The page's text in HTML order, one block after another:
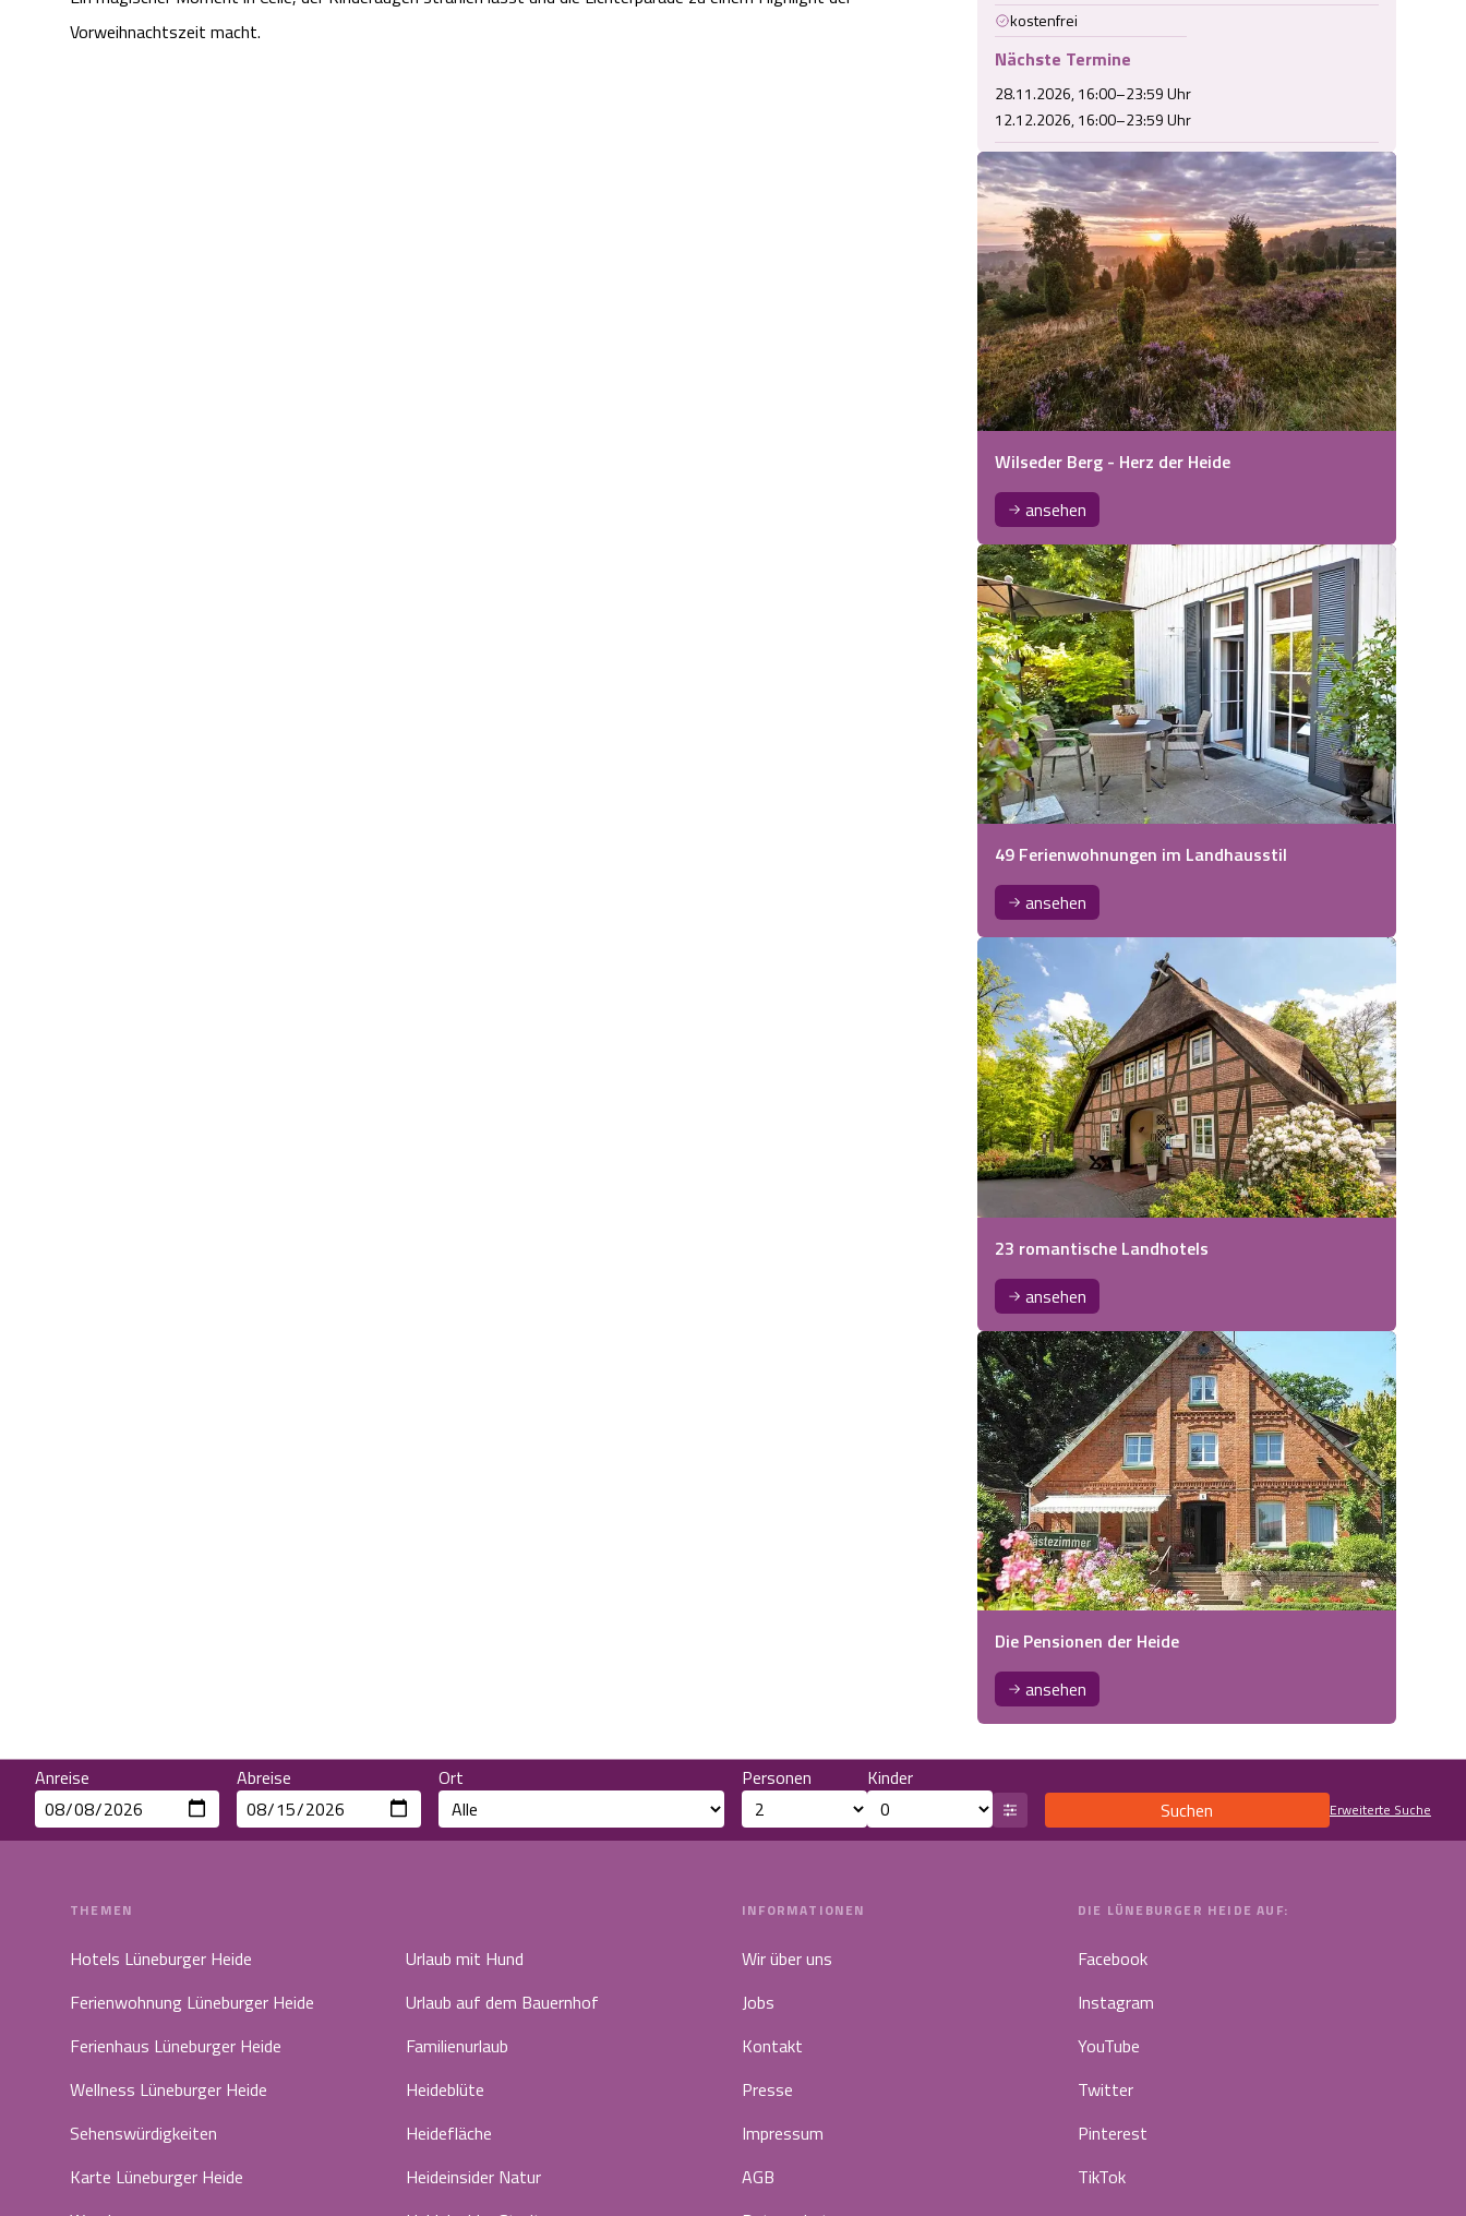
Vorweihnachtszeit macht.
kostenfrei
Nächste Termine
28.11.2026, 16:00–23:59 Uhr
12.12.2026, 16:00–23:59 Uhr
Wilseder Berg - Herz der Heide
ansehen
49 Ferienwohnungen im Landhausstil
ansehen
23 romantische Landhotels
ansehen
Die Pensionen der Heide
ansehen
Anreise Abreise Ort Personen
Kinder
Suchen
Erweiterte Suche
THEMEN
Hotels Lüneburger Heide
Ferienwohnung Lüneburger Heide
Ferienhaus Lüneburger Heide
Wellness Lüneburger Heide
Sehenswürdigkeiten
Karte Lüneburger Heide
Urlaub mit Hund
Urlaub auf dem Bauernhof
Familienurlaub
Heideblüte
Heidefläche
Heideinsider Natur
INFORMATIONEN
Wir über uns
Jobs
Kontakt
Presse
Impressum
AGB
DIE LÜNEBURGER HEIDE AUF:
Facebook
Instagram
YouTube
Twitter
Pinterest
TikTok